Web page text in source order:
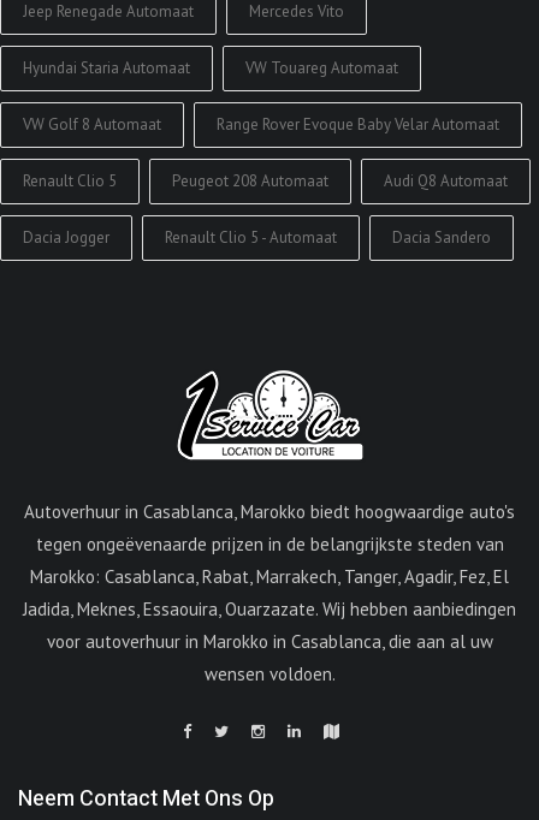
Jeep Renegade Automaat Mercedes Vito
Hyundai Staria Automaat VW Touareg Automaat
VW Golf 8 Automaat Range Rover Evoque Baby Velar Automaat
Renault Clio 5 Peugeot 208 Automaat Audi Q8 Automaat
Dacia Jogger Renault Clio 5 - Automaat Dacia Sandero
Autoverhuur in Casablanca, Marokko biedt hoogwaardige auto's
tegen ongeëvenaarde prijzen in de belangrijkste steden van
Marokko: Casablanca, Rabat, Marrakech, Tanger, Agadir, Fez, El
Jadida, Meknes, Essaouira, Ouarzazate. Wij hebben aanbiedingen
voor autoverhuur in Marokko in Casablanca, die aan al uw
wensen voldoen.
Neem Contact Met Ons Op